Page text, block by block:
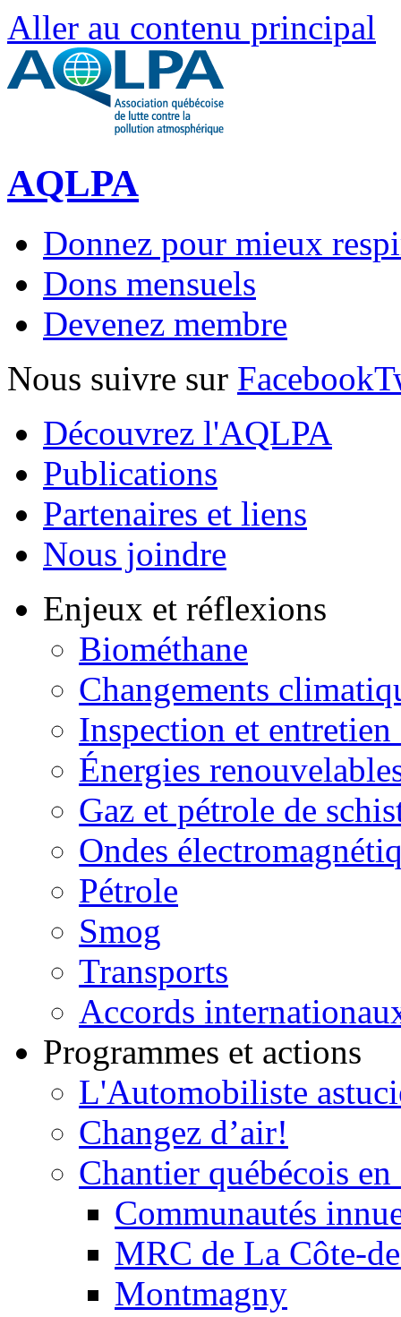
Aller au contenu principal
AQLPA
Donnez pour mieux
Dons mensuels
Devenez membre
Nous suivre sur Facebook
Découvrez l'AQLPA
Publications
Partenaires et liens
Nous joindre
Enjeux et réflexions
Biométhane
Changements
Inspection et entretien
Énergies
Gaz et pétrole de
Ondes
Pétrole
Smog
Transports
Accords
Programmes et actions
L'Automobiliste
Changez d’air!
Chantier québécois
Communautés
MRC de La Côte-
Montmagny